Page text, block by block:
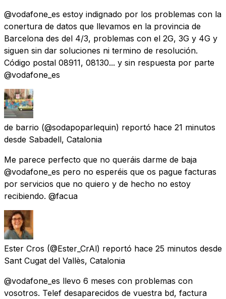
@vodafone_es estoy indignado por los problemas con la
conertura de datos que llevamos en la provincia de
Barcelona des del 4/3, problemas con el 2G, 3G y 4G y
siguen sin dar soluciones ni termino de resolución.
Código postal 08911, 08130... y sin respuesta por parte
@vodafone_es
de barrio (@sodapoparlequin) reportó hace 21 minutos
desde Sabadell, Catalonia
Me parece perfecto que no queráis darme de baja
@vodafone_es pero no esperéis que os pague facturas
por servicios que no quiero y de hecho no estoy
recibiendo. @facua
Ester Cros (@Ester_CrAl) reportó hace 25 minutos desde
Sant Cugat del Vallès, Catalonia
@vodafone_es llevo 6 meses con problemas con
vosotros. Telef desaparecidos de vuestra bd, factura